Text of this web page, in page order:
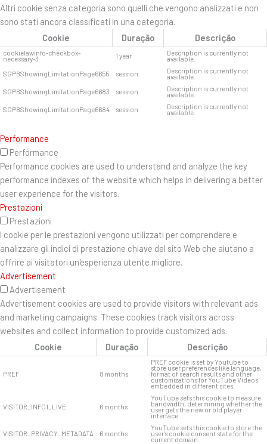
Altri cookie senza categoria sono quelli che vengono analizzati e non
sono stati ancora classificati in una categoria.
Cookie
Duração Descrição
cookielawinfo-checkbox-
necessary-3 1 year Description is currently not
available.
SGPBShowingLimitationPage6655
session Description is currently not
available.
SGPBShowingLimitationPage6683
session Description is currently not
available.
SGPBShowingLimitationPage6684
session Description is currently not
available.
Performance
Performance
Performance cookies are used to understand and analyze the key
performance indexes of the website which helps in delivering a better
user experience for the visitors.
Prestazioni
Prestazioni
I cookie per le prestazioni vengono utilizzati per comprendere e
analizzare gli indici di prestazione chiave del sito Web che aiutano a
offrire ai visitatori un'esperienza utente migliore.
Advertisement
Advertisement
Advertisement cookies are used to provide visitors with relevant ads
and marketing campaigns. These cookies track visitors across
websites and collect information to provide customized ads.
Cookie
Duração Descrição
PREF 8 months
PREF cookie is set by Youtube to
store user preferences like language,
format of search results and other
customizations for YouTube Videos
embedded in different sites.
VISITOR_INFO1_LIVE 6 months
YouTube sets this cookie to measure
bandwidth, determining whether the
user gets the new or old player
interface.
VISITOR_PRIVACY_METADATA 6 months
YouTube sets this cookie to store the
user's cookie consent state for the
current domain.